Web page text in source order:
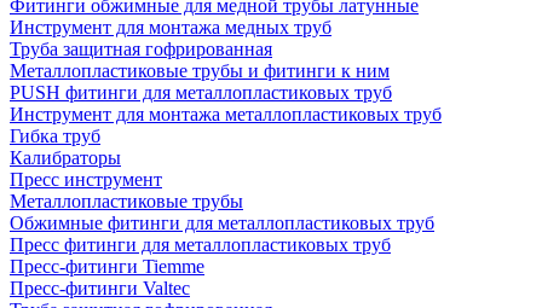
Фитинги обжимные для медной трубы латунные
Инструмент для монтажа медных труб
Труба защитная гофрированная
Металлопластиковые трубы и фитинги к ним
PUSH фитинги для металлопластиковых труб
Инструмент для монтажа металлопластиковых труб
Гибка труб
Калибраторы
Пресс инструмент
Металлопластиковые трубы
Обжимные фитинги для металлопластиковых труб
Пресс фитинги для металлопластиковых труб
Пресс-фитинги Tiemme
Пресс-фитинги Valtec